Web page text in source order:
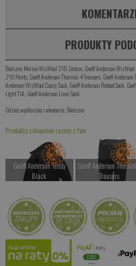
PRODUKTY
Bielizna Merino WizWool 210 Zestaw, Geoff Anderson
210 Pants, Geoff Anderson Thermal 4 Trousers, Geoff
Anderson WizWool Coozy Sock, Geoff Anderson Reboot Sock,
Light T1A, Geoff Anderson Liner Sock
Odzież wędkarska i akcesoria, Bielizna
Produkty zakupione razem z tym
Geoff Anderson Teddy
Black
Kup teraz >
Geoff Anderson
Trousers
Kup teraz >
Geoff Anderson WizWool
210 Pants
od 667.00 PLN
Kup teraz >